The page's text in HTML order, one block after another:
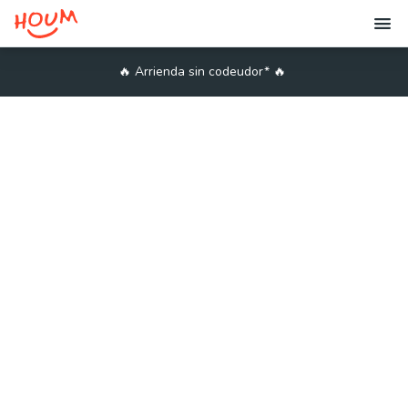
🔥 Arrienda sin codeudor* 🔥